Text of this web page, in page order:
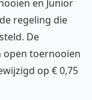
en Junior
regeling die
De
open toernooien
op € 0,75